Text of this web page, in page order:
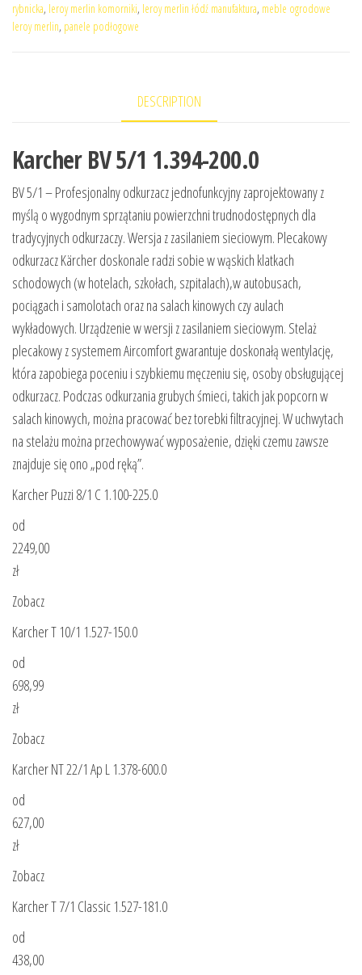
rybnicka, leroy merlin komorniki, leroy merlin łódź manufaktura, meble ogrodowe
leroy merlin, panele podłogowe
DESCRIPTION
Karcher BV 5/1 1.394-200.0
BV 5/1 – Profesjonalny odkurzacz jednofunkcyjny zaprojektowany z
myślą o wygodnym sprzątaniu powierzchni trudnodostępnych dla
tradycyjnych odkurzaczy. Wersja z zasilaniem sieciowym. Plecakowy
odkurzacz Kärcher doskonale radzi sobie w wąskich klatkach
schodowych (w hotelach, szkołach, szpitalach),w autobusach,
pociągach i samolotach oraz na salach kinowych czy aulach
wykładowych. Urządzenie w wersji z zasilaniem sieciowym. Stelaż
plecakowy z systemem Aircomfort gwarantuje doskonałą wentylację,
która zapobiega poceniu i szybkiemu męczeniu się, osoby obsługującej
odkurzacz. Podczas odkurzania grubych śmieci, takich jak popcorn w
salach kinowych, można pracować bez torebki filtracyjnej. W uchwytach
na stelażu można przechowywać wyposażenie, dzięki czemu zawsze
znajduje się ono „pod ręką”.
Karcher Puzzi 8/1 C 1.100-225.0
od
2249,00
zł
Zobacz
Karcher T 10/1 1.527-150.0
od
698,99
zł
Zobacz
Karcher NT 22/1 Ap L 1.378-600.0
od
627,00
zł
Zobacz
Karcher T 7/1 Classic 1.527-181.0
od
438,00